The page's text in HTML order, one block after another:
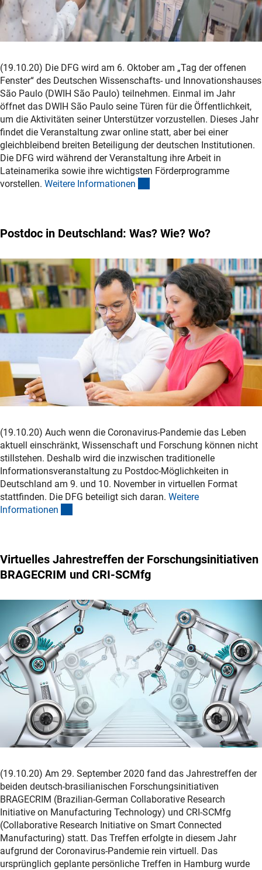
(19.10.20) Die DFG wird am 6. Oktober am „Tag der offenen
Fenster“ des Deutschen Wissenschafts- und Innovationshauses
São Paulo (DWIH São Paulo) teilnehmen. Einmal im Jahr
öffnet das DWIH São Paulo seine Türen für die Öffentlichkeit,
um die Aktivitäten seiner Unterstützer vorzustellen. Dieses Jahr
findet die Veranstaltung zwar online statt, aber bei einer
gleichbleibend breiten Beteiligung der deutschen Institutionen.
Die DFG wird während der Veranstaltung ihre Arbeit in
Lateinamerika sowie ihre wichtigsten Förderprogramme
vorstellen. Weitere Informationen
Postdoc in Deutschland: Was? Wie? Wo?
(19.10.20) Auch wenn die Coronavirus-Pandemie das Leben
aktuell einschränkt, Wissenschaft und Forschung können nicht
stillstehen. Deshalb wird die inzwischen traditionelle
Informationsveranstaltung zu Postdoc-Möglichkeiten in
Deutschland am 9. und 10. November in virtuellen Format
stattfinden. Die DFG beteiligt sich daran. Weitere
Informationen
Virtuelles Jahrestreffen der Forschungsinitiativen
BRAGECRIM und CRI-SCMfg
(19.10.20) Am 29. September 2020 fand das Jahrestreffen der
beiden deutsch-brasilianischen Forschungsinitiativen
BRAGECRIM (Brazilian-German Collaborative Research
Initiative on Manufacturing Technology) und CRI-SCMfg
(Collaborative Research Initiative on Smart Connected
Manufacturing) statt. Das Treffen erfolgte in diesem Jahr
aufgrund der Coronavirus-Pandemie rein virtuell. Das
ursprünglich geplante persönliche Treffen in Hamburg wurde